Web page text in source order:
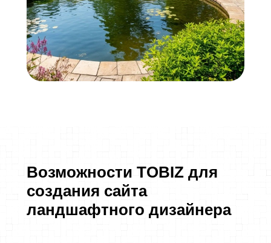
Возможности TOBIZ для
создания сайта
ландшафтного дизайнера